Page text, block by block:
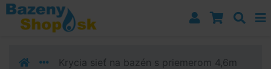
Prejsť k navigácii
Prejsť na obsah
Prejsť k bočnému stĺpci
Krycia sieť na bazén s priemerom 4,6m